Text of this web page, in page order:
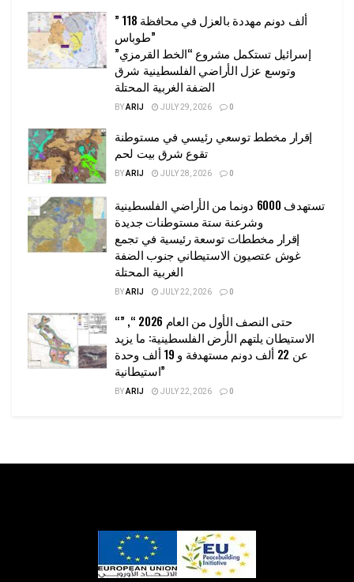
” 118 ألف دونم مهددة بالعزل في محافظة
طوباس”
إسرائيل تستكمل مشروع “الخط القرمزي”
وتوسع عزل الأراضي الفلسطينية شرق
الضفة الغربية المحتلة
BYARIJ JULY 29, 2026 0
إقرار مخطط توسعي رئيسي في مستوطنة
تقوع شرق بيت لحم
BYARIJ JULY 28, 2026 0
تستهدف 6000 دونما من الأراضي الفلسطينية
وشرعنة ستة مستوطنات جديدة
إقرار مخططات توسعة رئيسية في تجمع
غوش عتصيون الاستيطاني جنوب الضفة
الغربية المحتلة
BYARIJ JULY 22, 2026 0
“حتى النصف الأول من العام 2026 “, ”
الاستيطان يلتهم الأرض الفلسطينية: ما يزيد
عن 22 ألف دونم مستهدفة و 19 ألف وحدة
استيطانية”
BYARIJ JULY 22, 2026 0